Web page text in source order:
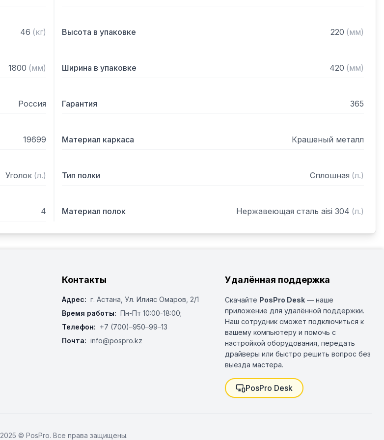
46 (кг) Высота в упаковке 220 (мм)
1800 (мм) Ширина в упаковке 420 (мм)
Россия Гарантия 365
19699 Материал каркаса Крашеный металл
Уголок (л.) Тип полки Сплошная (л.)
4 Материал полок Нержавеющая сталь aisi 304 (л.)
Контакты
Адрес: г. Астана, ​Ул. Илияс Омаров, 2/1
Время работы: Пн-Пт 10:00-18:00;
Телефон: +7 (700)‒950‒99‒13
Почта: info@pospro.kz
Удалённая поддержка
Скачайте PosPro Desk — наше
приложение для удалённой поддержки.
Наш сотрудник сможет подключиться к
вашему компьютеру и помочь с
настройкой оборудования, передать
драйверы или быстро решить вопрос без
выезда мастера.
PosPro Desk
2025 © PosPro. Все права защищены.